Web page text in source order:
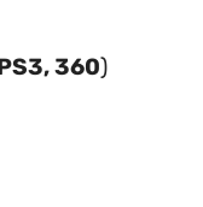
360)